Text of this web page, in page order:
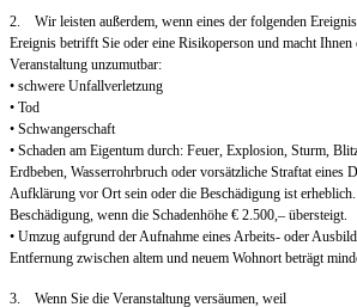
2. Wir leisten außerdem, wenn eines der folgenden
Ereignis betrifft Sie oder eine Risikoperson und macht Ihnen
Veranstaltung unzumutbar:
• schwere Unfallverletzung
• Tod
• Schwangerschaft
• Schaden am Eigentum durch: Feuer, Explosion, Sturm,
Erdbeben, Wasserrohrbruch oder vorsätzliche Straftat eines
Aufklärung vor Ort sein oder die Beschädigung ist
Beschädigung, wenn die Schadenhöhe € 2.500,– übersteigt.
• Umzug aufgrund der Aufnahme eines Arbeits- oder
Entfernung zwischen altem und neuem Wohnort beträgt
3. Wenn Sie die Veranstaltung versäumen, weil